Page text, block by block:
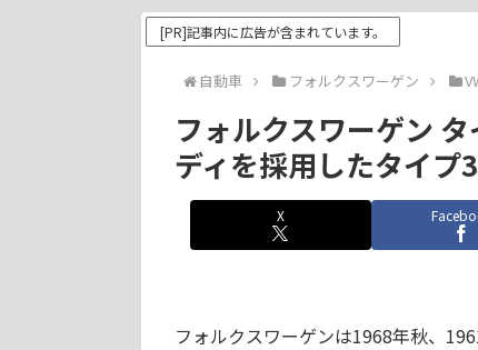
[PR]記事内に広告が含まれています。
自動車 フォルクスワーゲン
フォルクスワーゲン
ディを採用したタイプ
X
フォルクスワーゲンは1968年秋、